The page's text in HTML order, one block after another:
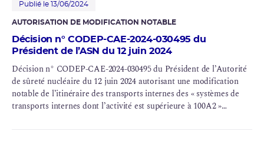
Publié le 13/06/2024
AUTORISATION DE MODIFICATION NOTABLE
Décision n° CODEP-CAE-2024-030495 du
Président de l’ASN du 12 juin 2024
Décision n° CODEP-CAE-2024-030495 du Président de l’Autorité
de sûreté nucléaire du 12 juin 2024 autorisant une modification
notable de l’itinéraire des transports internes des « systèmes de
transports internes dont l’activité est supérieure à 100A2 »